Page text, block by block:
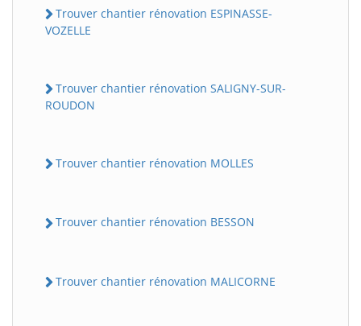
Trouver chantier rénovation ESPINASSE-
VOZELLE
Trouver chantier rénovation SALIGNY-SUR-
ROUDON
Trouver chantier rénovation MOLLES
Trouver chantier rénovation BESSON
Trouver chantier rénovation MALICORNE